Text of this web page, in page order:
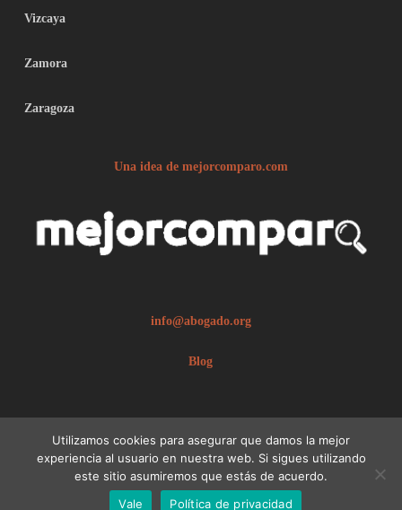
Vizcaya
Zamora
Zaragoza
Una idea de mejorcomparo.com
info@abogado.org
Blog
© 2026 abogado.org.Aviso legal
Utilizamos cookies para asegurar que damos la mejor
experiencia al usuario en nuestra web. Si sigues utilizando
este sitio asumiremos que estás de acuerdo.
Vale
Política de privacidad